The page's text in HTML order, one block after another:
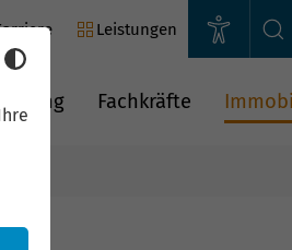
Leistungen
Fachkräfte